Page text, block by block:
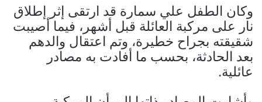
وكان الطفل علي سمارة قد ارتقى إثر إطلاق
نار على مركبة العائلة قبل أشهر، فيما أصيبت
شقيقته بجراح خطيرة، وتم اعتقال والدهم
بعد الحادثة، بحسب ما أفادت به مصادر
عائلية.